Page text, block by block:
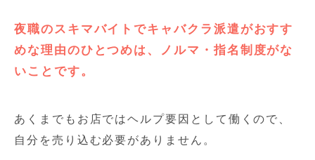
夜職のスキマバイトでキャバクラ派遣がおすす
めな理由のひとつめは、ノルマ・指名制度がな
いことです。
あくまでもお店ではヘルプ要因として働くので、
自分を売り込む必要がありません。